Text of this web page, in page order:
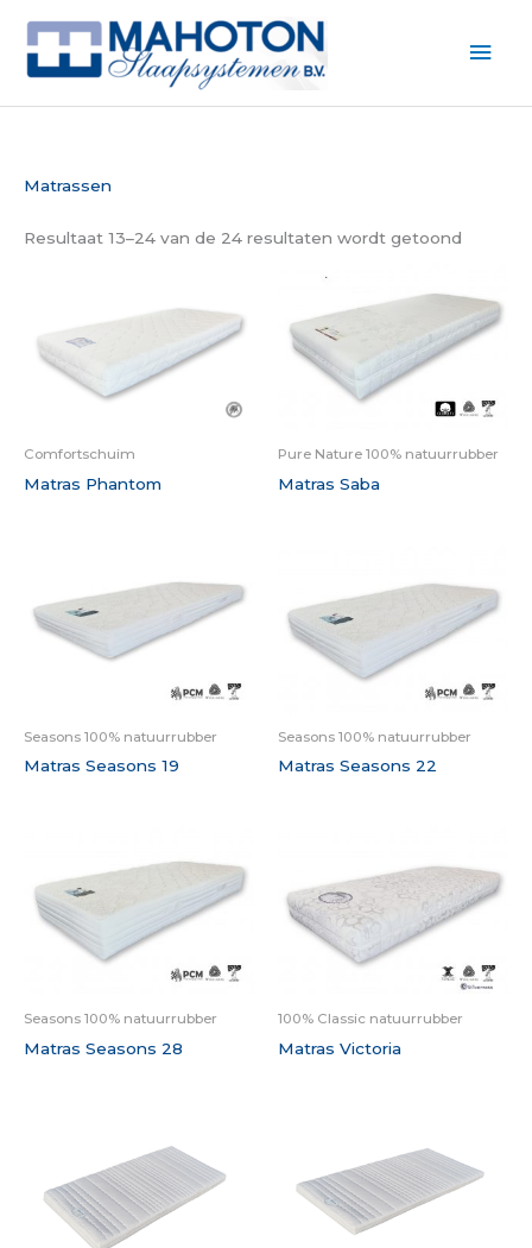
Matrassen
Resultaat 13–24 van de 24 resultaten wordt getoond
Comfortschuim
Matras Phantom
Pure Nature 100% natuurrubber
Matras Saba
Seasons 100% natuurrubber
Matras Seasons 19
Seasons 100% natuurrubber
Matras Seasons 22
Seasons 100% natuurrubber
Matras Seasons 28
100% Classic natuurrubber
Matras Victoria